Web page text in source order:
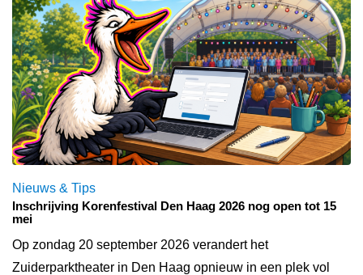
Nieuws & Tips
Inschrijving Korenfestival Den Haag 2026 nog open tot 15
mei
Op zondag 20 september 2026 verandert het
Zuiderparktheater in Den Haag opnieuw in een plek vol